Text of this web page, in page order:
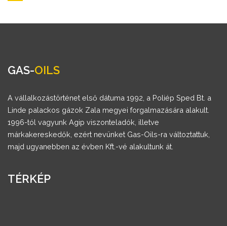
GAS-OILS
A vállalkozástörténet első dátuma 1992, a Poliép Sped Bt. a
Linde palackos gázok Zala megyei forgalmazására alakult.
1996-tól vagyunk Agip viszonteladók, illetve
márkakereskedők, ezért nevünket Gas-Oils-ra változtattuk,
majd ugyanebben az évben Kft.-vé alakultunk át.
TÉRKÉP